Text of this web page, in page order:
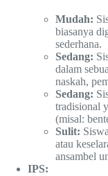
Mudah:
biasanya
sederhana.
Sedang:
dalam
naskah,
Sedang:
tradisional
(misal:
Sulit:
atau
ansambel
IPS: